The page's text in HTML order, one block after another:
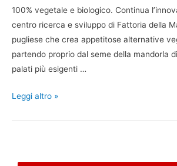
100% vegetale e biologico. Continua
centro ricerca e sviluppo di Fattoria della
pugliese che crea appetitose alternative
partendo proprio dal seme della mandorla
palati più esigenti …
Leggi altro »